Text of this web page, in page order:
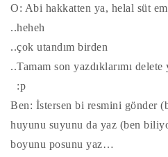
O: Abi hakkatten ya, helal süt
..heheh
..çok utandım birden
..Tamam son yazdıklarımı delete
:p
Ben: İstersen bi resmini gönder
huyunu suyunu da yaz (ben
boyunu posunu yaz…